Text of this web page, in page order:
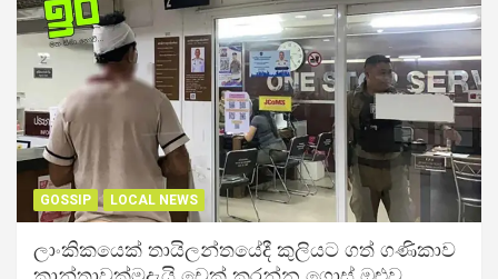
GOSSIP LOCAL NEWS
ලාංකිකයෙක් තායිලන්තයේදී කුලියට ගත් ගණිකාව